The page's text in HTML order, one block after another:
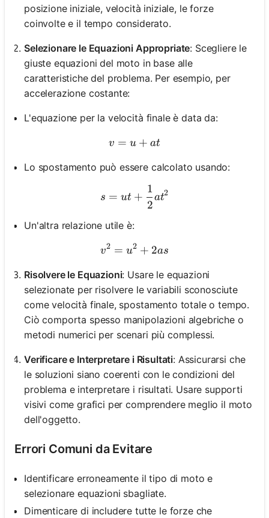
posizione iniziale, velocità iniziale, le forze
coinvolte e il tempo considerato.
Selezionare le Equazioni Appropriate: Scegliere le
giuste equazioni del moto in base alle
caratteristiche del problema. Per esempio, per
accelerazione costante:
L'equazione per la velocità finale è data da:
v = u + at
v = u + at
Lo spostamento può essere calcolato usando:
s = ut + \frac{1}{2}at^2
s = ut +
2
1
at2
Un'altra relazione utile è:
v^2 = u^2 + 2as
v2 = u2 + 2as
Risolvere le Equazioni: Usare le equazioni
selezionate per risolvere le variabili sconosciute
come velocità finale, spostamento totale o tempo.
Ciò comporta spesso manipolazioni algebriche o
metodi numerici per scenari più complessi.
Verificare e Interpretare i Risultati: Assicurarsi che
le soluzioni siano coerenti con le condizioni del
problema e interpretare i risultati. Usare supporti
visivi come grafici per comprendere meglio il moto
dell'oggetto.
Errori Comuni da Evitare
Identificare erroneamente il tipo di moto e
selezionare equazioni sbagliate.
Dimenticare di includere tutte le forze che